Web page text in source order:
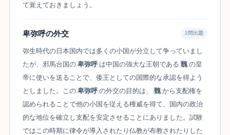
て覚えておきましょう。
卑弥呼の外交 2問出題
弥生時代の日本国内では多くの小国が分立して争っていまし
たが、邪馬台国の 卑弥呼 は中国の強大な王朝である 魏 の皇
帝に使いを送ることで、倭王としての国際的な承認を得よう
としました。この 卑弥呼 の外交の目的は、 魏 から支配権を
認められることで他の小国を従える権威を得て、国内の政治
的な地位を確立し支配を安定させることにありました。試験
ではこの時期に律令が導入されたり仏教が布教されたりした